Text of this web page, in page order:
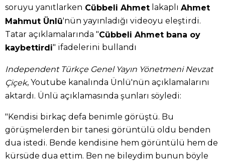
soruyu yanıtlarken Cübbeli Ahmet lakaplı Ahmet
Mahmut Ünlü'nün yayınladığı videoyu eleştirdi.
Tatar açıklamalarında "Cübbeli Ahmet bana oy
kaybettirdi" ifadelerini bullandı
Independent Türkçe Genel Yayın Yönetmeni Nevzat
Çiçek, Youtube kanalında Ünlü'nün açıklamalarını
aktardı. Ünlü açıklamasında şunları söyledi:
"Kendisi birkaç defa benimle görüştü. Bu
görüşmelerden bir tanesi görüntülü oldu benden
dua istedi. Bende kendisine hem görüntülü hem de
kürsüde dua ettim. Ben ne bileydim bunun böyle